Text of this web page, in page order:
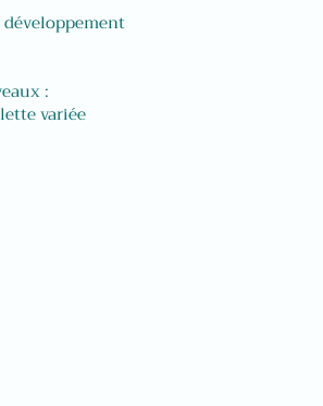
:
variée